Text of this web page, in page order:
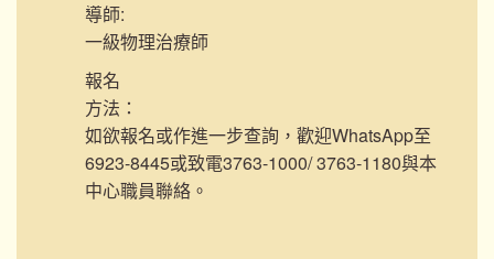
導師:
一級物理治療師
報名
方法：
如欲報名或作進一步查詢，歡迎WhatsApp至
6923-8445或致電3763-1000/ 3763-1180與本
中心職員聯絡。